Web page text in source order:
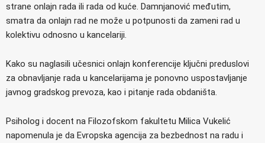
strane onlajn rada ili rada od kuće. Damnjanović međutim,
smatra da onlajn rad ne može u potpunosti da zameni rad u
kolektivu odnosno u kancelariji.
Kako su naglasili učesnici onlajn konferencije ključni preduslovi
za obnavljanje rada u kancelarijama je ponovno uspostavljanje
javnog gradskog prevoza, kao i pitanje rada obdaništa.
Psiholog i docent na Filozofskom fakultetu Milica Vukelić
napomenula je da Evropska agencija za bezbednost na radu i